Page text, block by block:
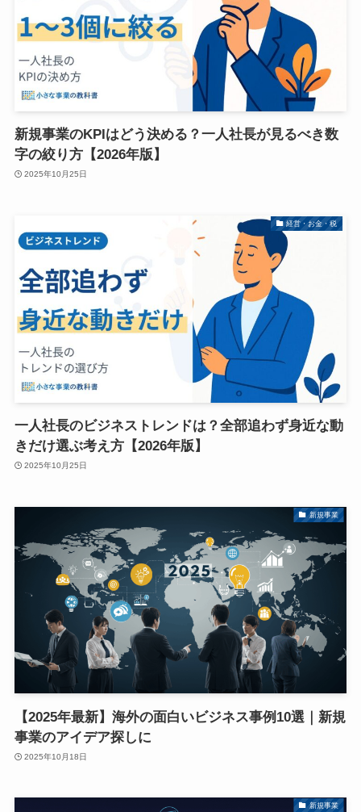
新規事業のKPIはどう決める？一人社長が見るべき数
字の絞り方【2026年版】
2025年10月25日
経営・お金・税
一人社長のビジネストレンドは？全部追わず身近な動
きだけ選ぶ考え方【2026年版】
2025年10月25日
新規事業
【2025年最新】海外の面白いビジネス事例10選｜新規
事業のアイデア探しに
2025年10月18日
新規事業